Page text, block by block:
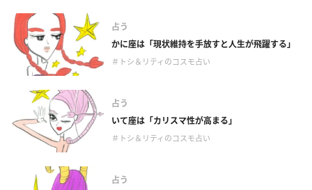
占う
かに座は「現状維持を手放すと人生が飛躍する」
＃トシ＆リティのコスモ占い
占う
いて座は「カリスマ性が高まる」
＃トシ＆リティのコスモ占い
占う